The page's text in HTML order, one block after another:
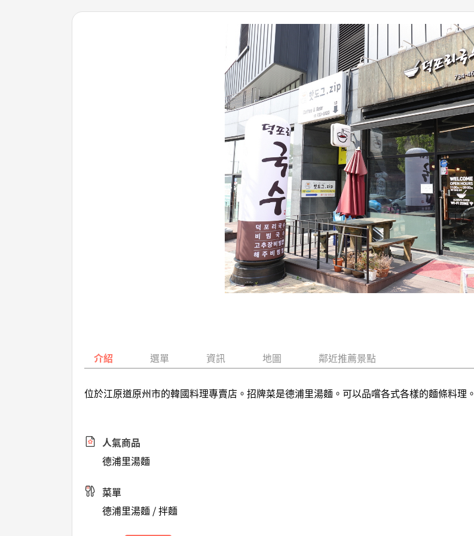
介紹 選單 資訊 地圖 鄰近推薦景點
位於江原道原州市的韓國料理專賣店。招牌菜是德浦里湯麵。可以品嚐各式各樣的麵條料理。
人氣商品
德浦里湯麵
菜單
德浦里湯麵 / 拌麵